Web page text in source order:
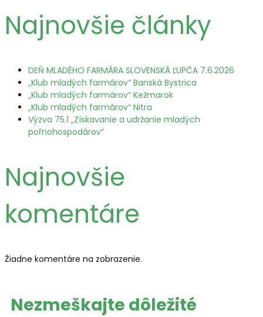
Najnovšie články
DEŇ MLADÉHO FARMÁRA SLOVENSKÁ ĽUPČA 7.6.2026
„Klub mladých farmárov“ Banská Bystrica
„Klub mladých farmárov“ Kežmarok
„Klub mladých farmárov“ Nitra
Výzva 75.1 „Získavanie a udržanie mladých
poľnohospodárov“
Najnovšie
komentáre
Žiadne komentáre na zobrazenie.
Nezmeškajte dôležité